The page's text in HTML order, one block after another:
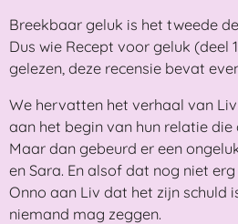
Breekbaar geluk is het tweede
Dus wie Recept voor geluk (deel
gelezen, deze recensie bevat
We hervatten het verhaal van
aan het begin van hun relatie
Maar dan gebeurd er een
en Sara. En alsof dat nog niet
Onno aan Liv dat het zijn schuld
niemand mag zeggen.